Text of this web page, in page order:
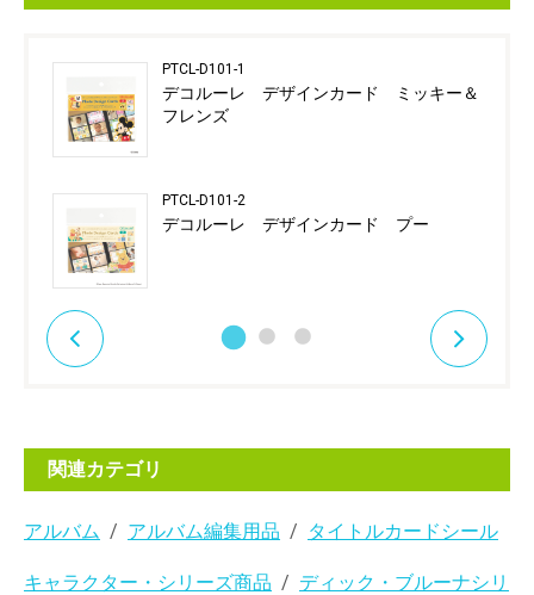
PTCL-D101-1
デコルーレ デザインカード ミッキー＆
フレンズ
PTCL-D101-2
デコルーレ デザインカード プー
関連カテゴリ
アルバム アルバム編集用品 タイトルカードシール
キャラクター・シリーズ商品
ディック・ブルーナシリ